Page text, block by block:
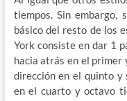
tiempos. Sin embargo,
básico del resto de los
York consiste en dar 1
hacia atrás en el primer
dirección en el quinto y
en el cuarto y octavo